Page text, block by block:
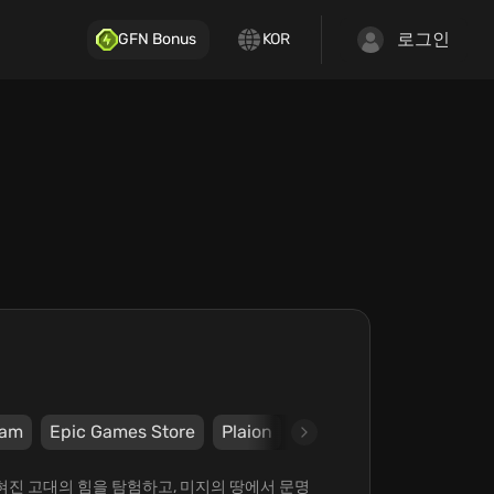
GFN Bonus KOR 로그인
Epic Games Store Plaion DESTINYbit
고대의 힘을 탐험하고, 미지의 땅에서 문명